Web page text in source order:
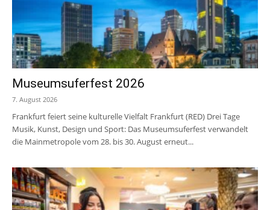
Museumsuferfest 2026
7. August 2026
Frankfurt feiert seine kulturelle Vielfalt Frankfurt (RED) Drei Tage
Musik, Kunst, Design und Sport: Das Museumsuferfest verwandelt
die Mainmetropole vom 28. bis 30. August erneut...